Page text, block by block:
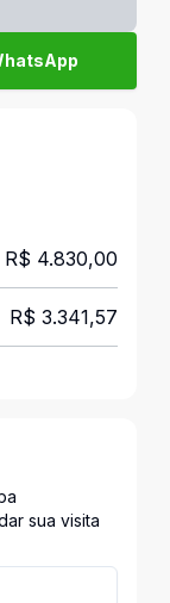
R$ 4.830,00
R$ 3.341,57
sua visita